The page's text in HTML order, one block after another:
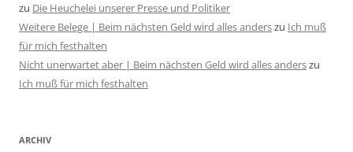
zu Die Heuchelei unserer Presse und Politiker
Weitere Belege | Beim nächsten Geld wird alles anderszu Ich muß
für mich festhalten
Nicht unerwartet aber | Beim nächsten Geld wird alles anderszu
Ich muß für mich festhalten
ARCHIV